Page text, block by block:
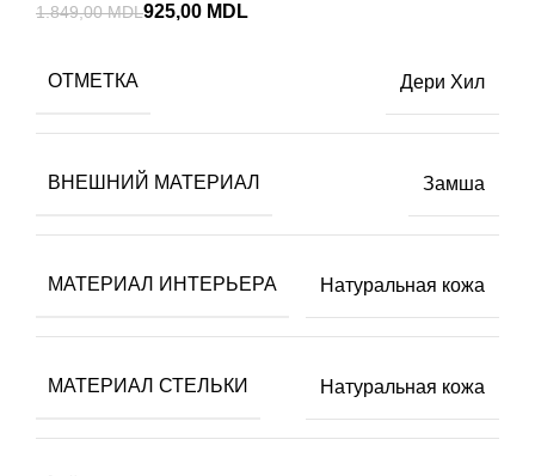
1.849,00MDL925,00 MDL
ОТМЕТКА Дери Хил
ВНЕШНИЙ МАТЕРИАЛ Замша
МАТЕРИАЛ ИНТЕРЬЕРА Натуральная кожа
МАТЕРИАЛ СТЕЛЬКИ Натуральная кожа